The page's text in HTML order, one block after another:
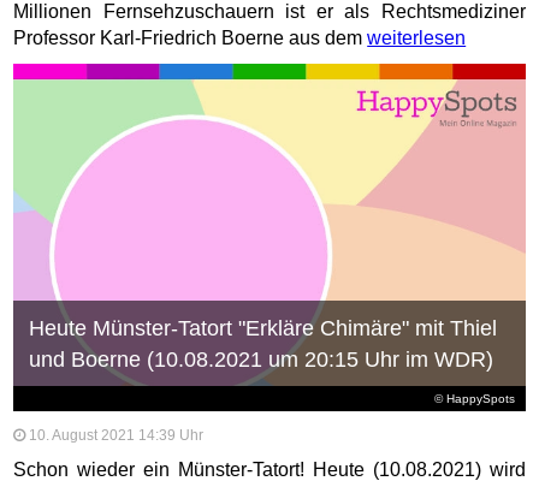
Millionen Fernsehzuschauern ist er als Rechtsmediziner
Professor Karl-Friedrich Boerne aus demweiterlesen
© HappySpots
Heute Münster-Tatort "Erkläre Chimäre" mit Thiel
und Boerne (10.08.2021 um 20:15 Uhr im WDR)
10. August 2021 14:39 Uhr
Schon wieder ein Münster-Tatort! Heute (10.08.2021) wird